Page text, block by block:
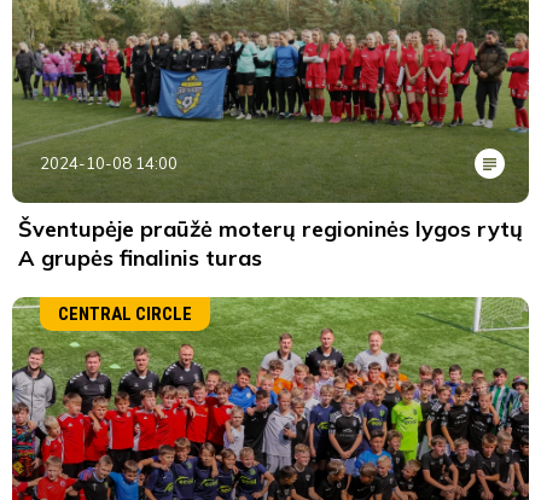
2024-10-08 14:00
Šventupėje praūžė moterų regioninės lygos rytų
A grupės finalinis turas
CENTRAL CIRCLE